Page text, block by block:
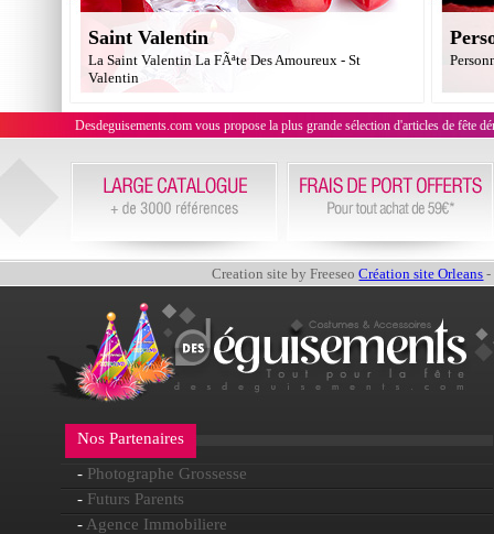
Saint Valentin
La Saint Valentin La FÃªte Des Amoureux - St
Valentin
Desdeguisements.com vous propose la plus grande sélection d'articles de fête
Creation site by FreeseoCréation site Orleans -
Nos Partenaires
- Photographe Grossesse
- Futurs Parents
- Agence Immobiliere